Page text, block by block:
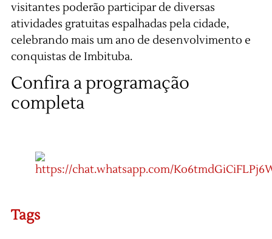
visitantes poderão participar de diversas
atividades gratuitas espalhadas pela cidade,
celebrando mais um ano de desenvolvimento e
conquistas de Imbituba.
Confira a programação
completa
Tags